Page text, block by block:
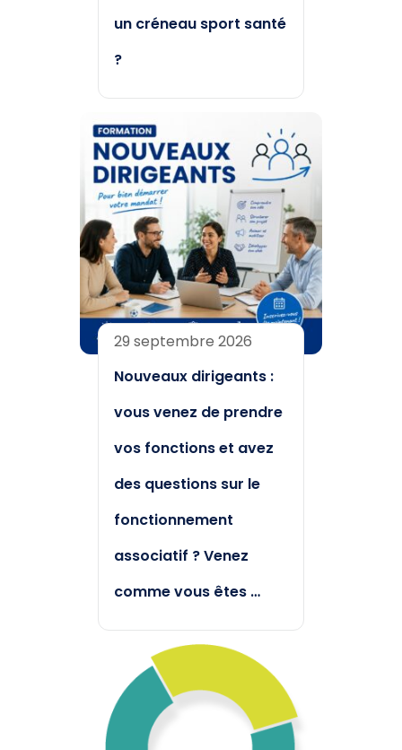
un créneau sport santé
?
29 septembre 2026
Nouveaux dirigeants :
vous venez de prendre
vos fonctions et avez
des questions sur le
fonctionnement
associatif ? Venez
comme vous êtes …